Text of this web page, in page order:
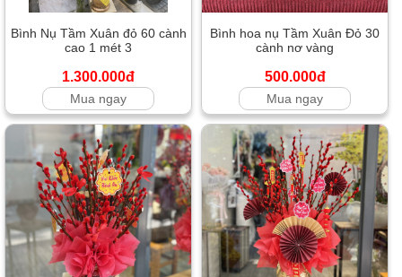
Bình Nụ Tầm Xuân đỏ 60 cành
cao 1 mét 3
1.300.000đ
Mua ngay
Bình hoa nụ Tầm Xuân Đỏ 30
cành nơ vàng
500.000đ
Mua ngay